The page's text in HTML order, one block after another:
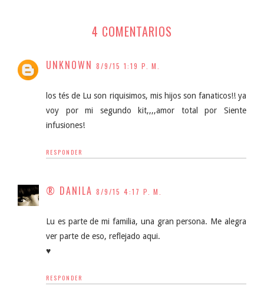
4 COMENTARIOS
UNKNOWN 8/9/15 1:19 P. M.
los tés de Lu son riquisimos, mis hijos son fanaticos!! ya
voy por mi segundo kit,,,,amor total por Siente
infusiones!
RESPONDER
® DANILA 8/9/15 4:17 P. M.
Lu es parte de mi familia, una gran persona. Me alegra
ver parte de eso, reflejado aqui.
♥
RESPONDER